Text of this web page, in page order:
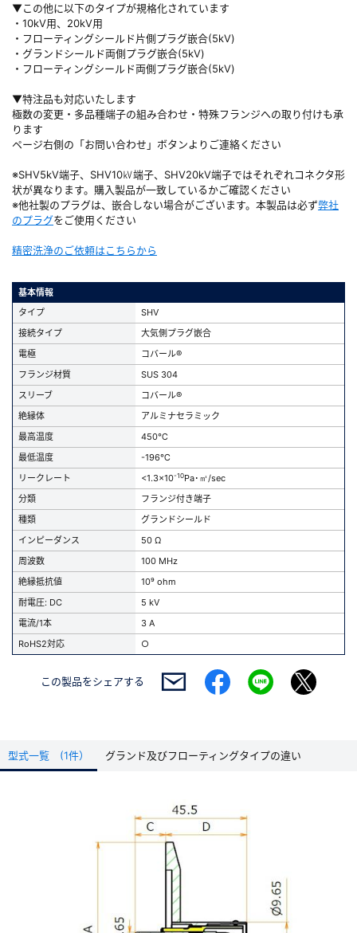
▼この他に以下のタイプが規格化されています
・10kV用、20kV用
・フローティングシールド片側プラグ嵌合(5kV)
・グランドシールド両側プラグ嵌合(5kV)
・フローティングシールド両側プラグ嵌合(5kV)
▼特注品も対応いたします
極数の変更・多品種端子の組み合わせ・特殊フランジへの取り付けも承
ります
ページ右側の「お問い合わせ」ボタンよりご連絡ください
※SHV5kV端子、SHV10㎸端子、SHV20kV端子ではそれぞれコネクタ形
状が異なります。購入製品が一致しているかご確認ください
※他社製のプラグは、嵌合しない場合がございます。本製品は必ず弊社
のプラグをご使用ください
精密洗浄のご依頼はこちらから
基本情報
タイプ
SHV
接続タイプ
大気側プラグ嵌合
電極
コバール®
フランジ材質
SUS 304
スリーブ
コバール®
絶縁体
アルミナセラミック
最高温度
450℃
最低温度
-196℃
リークレート
<1.3x10-10Pa･㎥/sec
分類
フランジ付き端子
種類
グランドシールド
インピーダンス
50 Ω
周波数
100 MHz
絶縁抵抗値
10⁹ ohm
耐電圧: DC
5 kV
電流/1本
3 A
RoHS2対応
○
この製品をシェアする
型式一覧 (1件） グランド及びフローティングタイプの違い